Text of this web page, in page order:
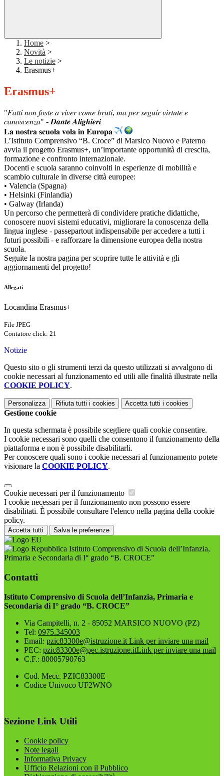
Home >
Novità >
Le notizie >
Erasmus+
Erasmus+
"𝐹𝑎𝑡𝑡𝑖 𝑛𝑜𝑛 𝑓𝑜𝑠𝑡𝑒 𝑎 𝑣𝑖𝑣𝑒𝑟 𝑐𝑜𝑚𝑒 𝑏𝑟𝑢𝑡𝑖, 𝑚𝑎 𝑝𝑒𝑟 𝑠𝑒𝑔𝑢𝑖𝑟 𝑣𝑖𝑟𝑡𝑢𝑡𝑒 𝑒
𝑐𝑎𝑛𝑜𝑠𝑐𝑒𝑛𝑧𝑎" - 𝑫𝒂𝒏𝒕𝒆 𝑨𝒍𝒊𝒈𝒉𝒊𝒆𝒓𝒊
𝐋𝐚 𝐧𝐨𝐬𝐭𝐫𝐚 𝐬𝐜𝐮𝐨𝐥𝐚 𝐯𝐨𝐥𝐚 𝐢𝐧 𝐄𝐮𝐫𝐨𝐩𝐚
L’Istituto Comprensivo “B. Croce” di Marsico Nuovo e Paterno
avvia il progetto Erasmus+, un’importante opportunità di crescita,
formazione e confronto internazionale.
Docenti e scuola saranno coinvolti in esperienze di mobilità e
scambio culturale in diverse città europee:
• Valencia (Spagna)
• Helsinki (Finlandia)
• Galway (Irlanda)
Un percorso che permetterà di condividere pratiche didattiche,
conoscere nuovi sistemi educativi, migliorare la conoscenza della
lingua inglese - passepartout indispensabile per accedere a tutti i
futuri possibili - e rafforzare la dimensione europea della nostra
scuola.
Seguite la nostra pagina per scoprire tutte le attività e gli
aggiornamenti del progetto!
Allegati
Locandina Erasmus+
File JPEG
Contatore click: 21
Notizie
Questo sito o gli strumenti terzi da questo utilizzati si avvalgono di
cookie necessari al funzionamento ed utili alle finalità illustrate nella
COOKIE POLICY.
Personalizza Rifiuta tutti i cookies Accetta tutti i cookies
Gestione cookie
In questa schermata è possibile scegliere quali cookie consentire.
I cookie necessari sono quelli che consentono il funzionamento della
piattaforma e non è possibile disabilitarli.
Per conoscere quali sono i cookie necessari al funzionamento potete
visionare la COOKIE POLICY.
Cookie necessari per il funzionamento
I cookie necessari per il funzionamento non possono essere
disabilitati. È possibile consultare l'elenco nella pagina della cookie
policy.
Accetta tutti Salva le preferenze
Istituto Comprensivo di Scuola dell’Infanzia,
Primaria e Secondaria di I° grado “B. CROCE”
Contatti
Istituto Comprensivo di Scuola dell’Infanzia, Primaria e
Secondaria di I° grado “B. CROCE”
Via Campitelli, n. 2 - 85052 MARSICO NUOVO (PZ)
Tel: 0975.345003
Email: pzic83300e@istruzione.it Link per inviare una mail
PEC: pzic83300e@pec.istruzione.itLink per inviare una mail
C.F.: 80005790763
Cod. Mecc. PZIC83300E
Codice Univoco UF2WNO
Sezione Link Utili
Cookie policy
Note legali
Informativa Privacy
Ufficio Relazioni con il Pubblico